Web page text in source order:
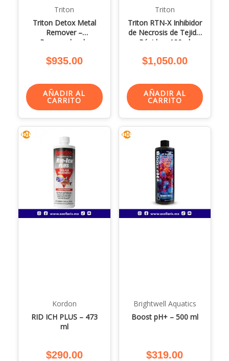
Triton
Triton Detox Metal
Remover –
Removedor de
ml
$935.00
AÑADIR AL
CARRITO
Triton
Triton RTN-X Inhibidor
de Necrosis de Tejido
Rápida – 100ml
$1,050.00
AÑADIR AL
CARRITO
Kordon
RID ICH PLUS – 473
ml
$290.00
Brightwell Aquatics
Boost pH+ – 500 ml
$319.00